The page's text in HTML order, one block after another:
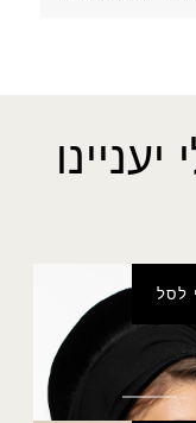
לסל
פתוח שחור
₪
–₪טווח
מחירים: